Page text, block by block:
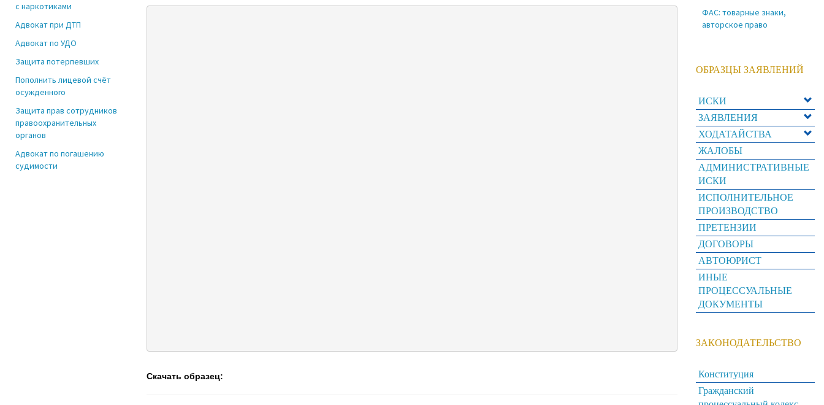
с наркотиками
Адвокат при ДТП
Адвокат по УДО
Защита потерпевших
Пополнить лицевой счёт
осужденного
Защита прав сотрудников
правоохранительных
органов
Адвокат по погашению
судимости
Скачать образец:
ФАС: товарные знаки,
авторское право
ОБРАЗЦЫ ЗАЯВЛЕНИЙ
ИСКИ
ЗАЯВЛЕНИЯ
ХОДАТАЙСТВА
ЖАЛОБЫ
АДМИНИСТРАТИВНЫЕ
ИСКИ
ИСПОЛНИТЕЛЬНОЕ
ПРОИЗВОДСТВО
ПРЕТЕНЗИИ
ДОГОВОРЫ
АВТОЮРИСТ
ИНЫЕ
ПРОЦЕССУАЛЬНЫЕ
ДОКУМЕНТЫ
ЗАКОНОДАТЕЛЬСТВО
Конституция
Гражданский